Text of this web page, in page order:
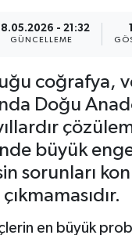
- 21:32
GÜNCELLEME
coğrafya,
Doğu
büyük
sorunları
en büyük